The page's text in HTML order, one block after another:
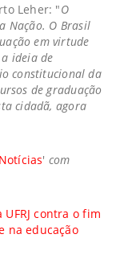
Leher: "O
Nação. O Brasil
em virtude
ideia de
constitucional da
de graduação
cidadã, agora
' com
contra o fim
na educação